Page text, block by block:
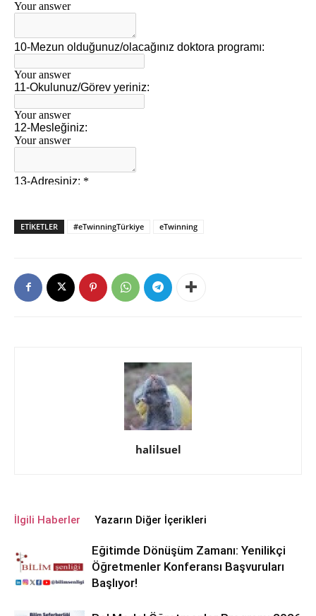
ETIKETLER #eTwinningTürkiye eTwinning
halilsuel
İlgili Haberler Yazarın Diğer İçerikleri
Eğitimde Dönüşüm Zamanı: Yenilikçi
Öğretmenler Konferansı Başvuruları
Başlıyor!